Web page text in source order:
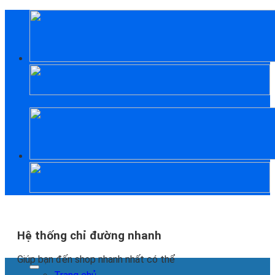
Hệ thống chỉ đường nhanh
Giúp bạn đến shop nhanh nhất có thể